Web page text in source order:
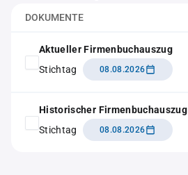
DOKUMENTE
Aktueller Firmenbuchauszug
Stichtag
08.08.2026
Historischer Firmenbuchauszug
Stichtag
08.08.2026